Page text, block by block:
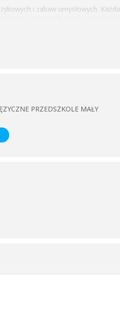
i zabaw umysłowych. Każda
PRZEDSZKOLE MAŁY